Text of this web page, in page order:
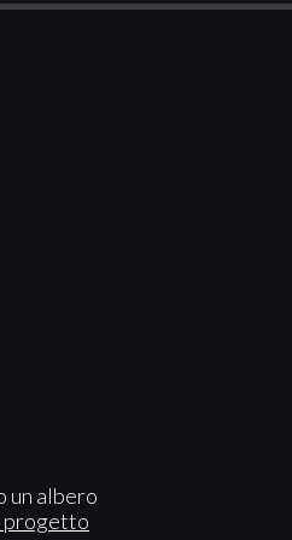
un albero
progetto